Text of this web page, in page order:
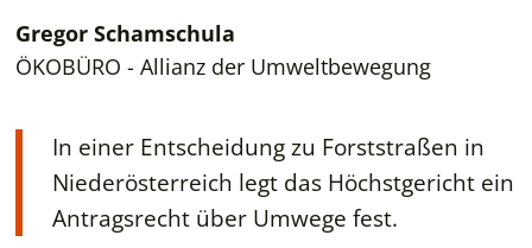
Gregor Schamschula
ÖKOBÜRO - Allianz der Umweltbewegung
In einer Entscheidung zu Forststraßen in
Niederösterreich legt das Höchstgericht ein
Antragsrecht über Umwege fest.